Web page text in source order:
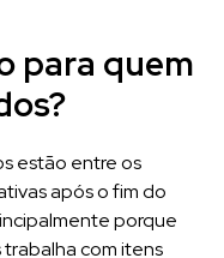
para quem
estão entre os
após o fim do
porque
com itens